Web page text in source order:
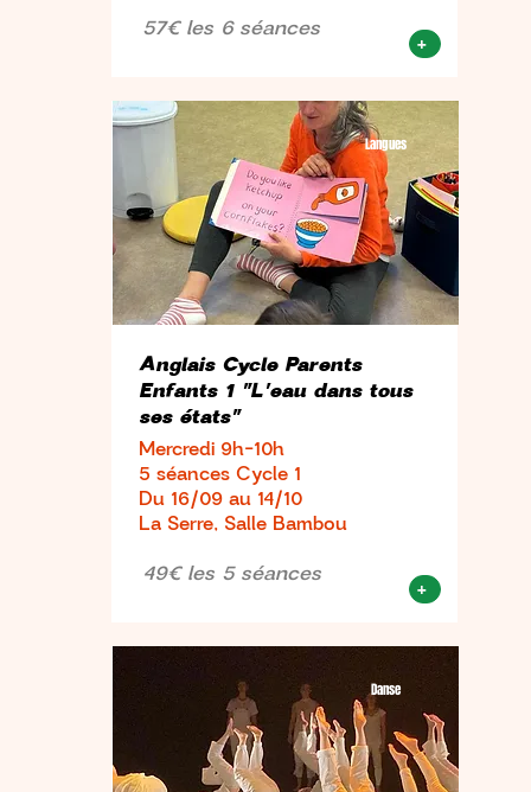
57€ les 6 séances +
Langues
Anglais Cycle Parents
Enfants 1 "L'eau dans tous
ses états"
Mercredi 9h-10h
5 séances Cycle 1
Du 16/09 au 14/10
La Serre, Salle Bambou
49€ les 5 séances +
Danse